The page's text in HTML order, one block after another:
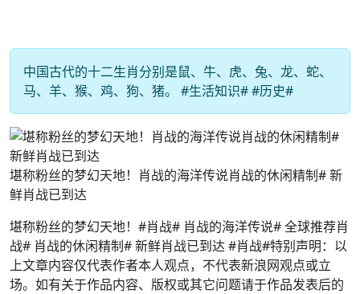
中国古代的十二生肖分别是鼠、牛、虎、兔、龙、蛇、
马、羊、猴、鸡、狗、猪。 #生活知识# #历史#
堪称粉丝的梦幻天地！肖战的海洋传说肖战的休闲精制# 新
鲜肖战已到达
堪称粉丝的梦幻天地！#肖战# 肖战的海洋传说# 全球推荐肖
战# 肖战的休闲精制# 新鲜肖战已到达 #肖战#特别声明：以
上文章内容仅代表作者本人观点，不代表新浪网观点或立
场。如有关于作品内容、版权或其它问题请于作品发表后的